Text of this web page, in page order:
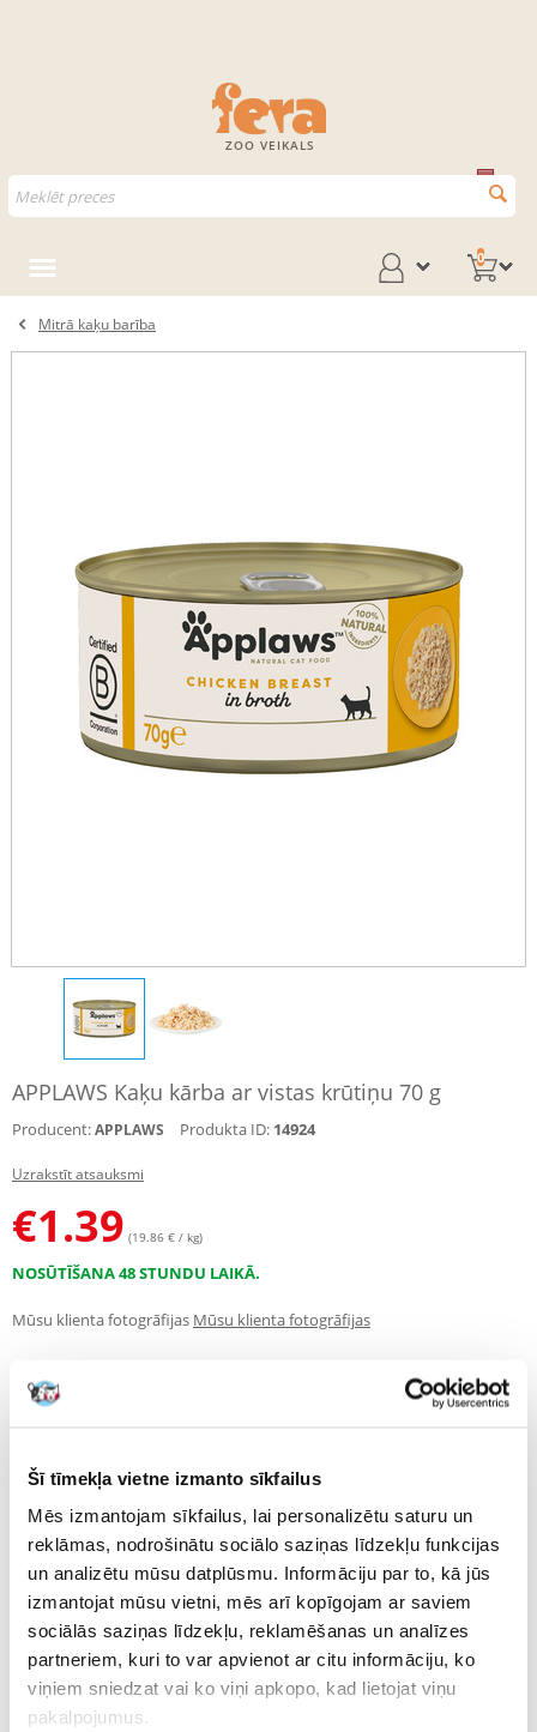
Šī tīmekļa vietne izmanto sīkfailus
Mēs izmantojam sīkfailus, lai personalizētu saturu un
reklāmas, nodrošinātu sociālo saziņas līdzekļu funkcijas
un analizētu mūsu datplūsmu. Informāciju par to, kā jūs
izmantojat mūsu vietni, mēs arī kopīgojam ar saviem
sociālās saziņas līdzekļu, reklamēšanas un analīzes
partneriem, kuri to var apvienot ar citu informāciju, ko
viņiem sniedzat vai ko viņi apkopo, kad lietojat viņu
pakalpojumus.
ZOO VEIKALS
0
Mitrā kaķu barība
APPLAWS Kaķu kārba ar vistas krūtiņu 70 g
Producent:APPLAWS Produkta ID: 14924
Uzrakstīt atsauksmi
€1.39 (19.86 € / kg)
NOSŪTĪŠANA 48 STUNDU LAIKĀ.
Mūsu klienta fotogrāfijas Mūsu klienta fotogrāfijas
Apraksts
konservos
Applaws kaķu konservu barība piedāvā visaugstāko kvalitāti tirgū.
Konservēs ir tikai gaļas gabaliņi no vistas krūtiņas vai tunča filejas ar
nelielu rīsu piedevu un garšīgām piedevām, piemēram, ķirbjiem, sieru un
garnelēm.
Skārdenēs nav konservantu vai citu piedevu. Tā ir lielisks papildinājums
Applaws sausajai, augstas enerģētiskās vērtības barībai, kas nodrošina
dabisku un veselīgu uzturu jūsu kaķiem.Šajā klāstā ir astoņu garšu
barība 70 g un 156 g konservu kārbās un kaķēnu barība 70 g konservu
kārbā.